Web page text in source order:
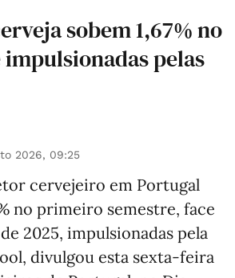
sobem 1,67% no
impulsionadas pelas
2026, 09:25
cervejeiro em Portugal
no primeiro semestre, face
2025, impulsionadas pela
divulgou esta sexta-feira